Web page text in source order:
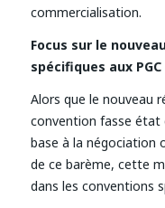
commercialisation.
Focus sur le
spécifiques aux PGC
Alors que le nouveau
convention fasse état
base à la négociation
de ce barème, cette
dans les conventions